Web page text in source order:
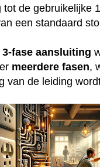
tot de gebruikelijke
een standaard
3-fase aansluiting
meerdere fasen,
van de leiding